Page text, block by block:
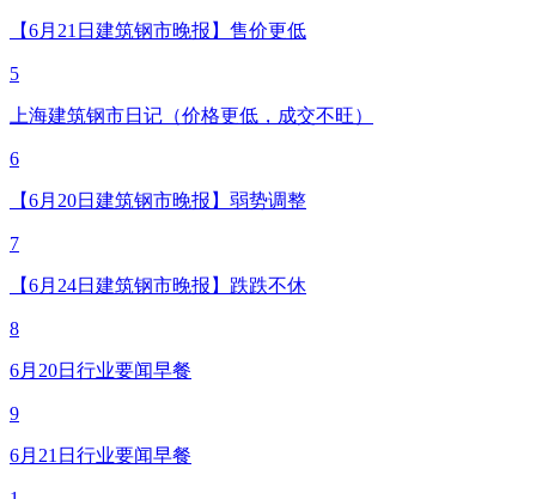
【6月21日建筑钢市晚报】售价更低
5
上海建筑钢市日记（价格更低，成交不旺）
6
【6月20日建筑钢市晚报】弱势调整
7
【6月24日建筑钢市晚报】跌跌不休
8
6月20日行业要闻早餐
9
6月21日行业要闻早餐